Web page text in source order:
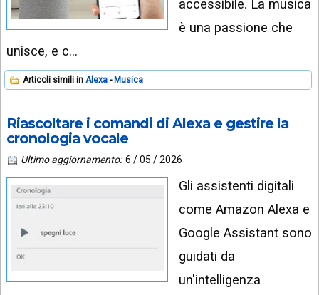
accessibile. La musica
è una passione che
unisce, e c…
Articoli simili in Alexa Musica
Riascoltare i comandi di Alexa e gestire la
cronologia vocale
Ultimo aggiornamento: 6 / 05 / 2026
Gli assistenti digitali
come Amazon Alexa e
Google Assistant sono
guidati da
un'intelligenza